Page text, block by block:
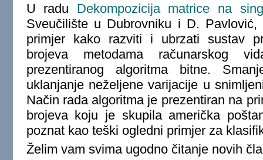
U radu Dekompozicija matrice na
Sveučilište u Dubrovniku i D. Pavlović,
primjer kako razviti i ubrzati sustav
brojeva metodama računarskog
prezentiranog algoritma bitne.
uklanjanje neželjene varijacije u
Način rada algoritma je prezentiran na
brojeva koju je skupila američka
poznat kao teški ogledni primjer za
Želim vam svima ugodno čitanje novih